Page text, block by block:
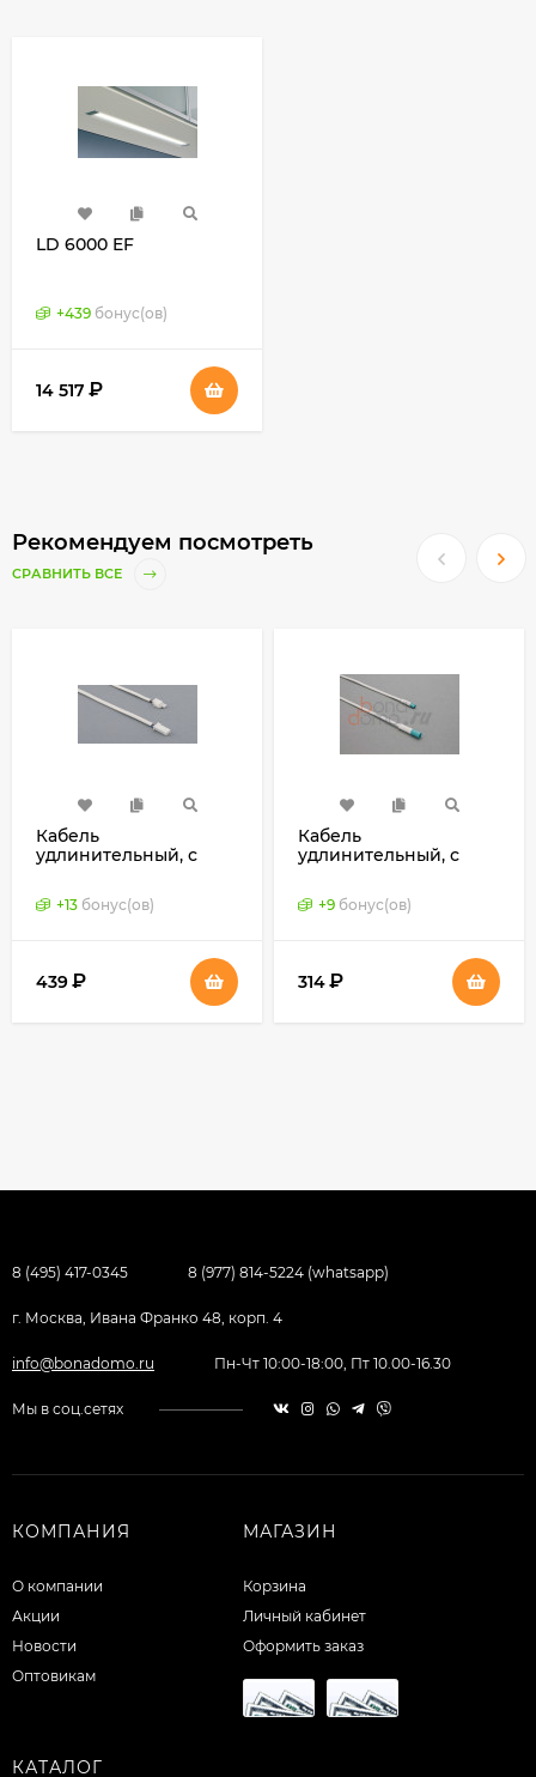
LD 6000 EF
+439 бонус(ов)
14 517 ₽
Рекомендуем посмотреть
СРАВНИТЬ ВСЕ
Кабель
удлинительный, с
+13 бонус(ов)
439₽
Кабель
удлинительный, с
+9 бонус(ов)
314₽
8 (495) 417-0345 8 (977) 814-5224 (whatsapp)
г. Москва, Ивана Франко 48, корп. 4
info@bonadomo.ru Пн-Чт 10:00-18:00, Пт 10.00-16.30
Мы в соц.сетях
КОМПАНИЯ
О компании
Акции
Новости
Оптовикам
МАГАЗИН
Корзина
Личный кабинет
Оформить заказ
КАТАЛОГ